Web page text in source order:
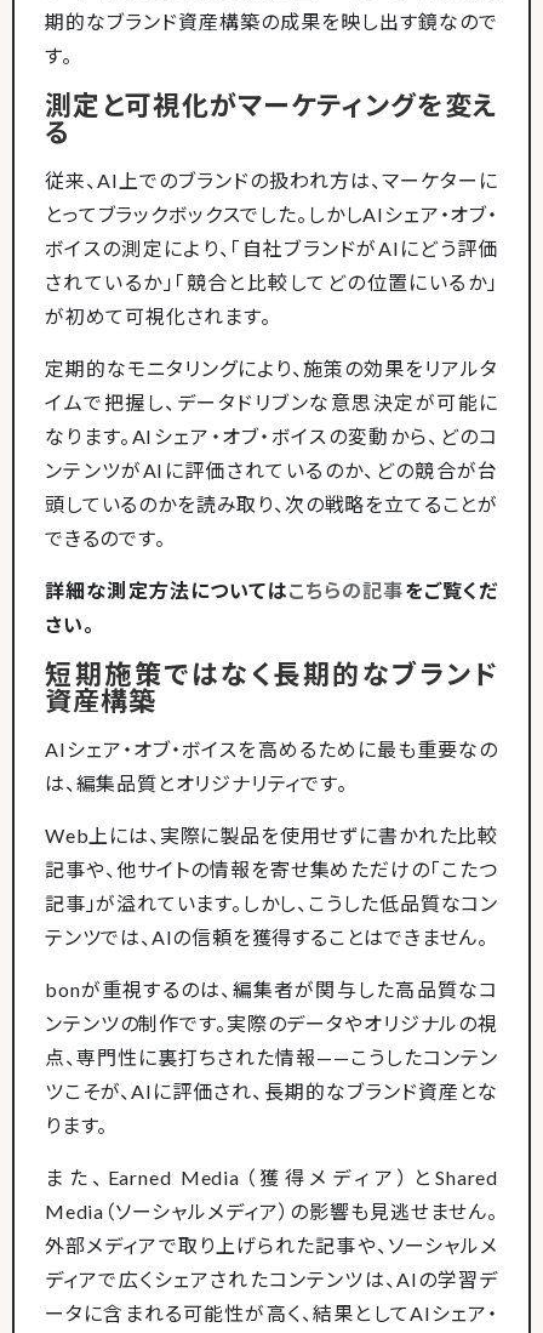
期的なブランド資産構築の成果を映し出す鏡なので
す。
測定と可視化がマーケティングを変え
る
従来、AI上でのブランドの扱われ方は、マーケターに
とってブラックボックスでした。しかしAIシェア・オブ・
ボイスの測定により、「自社ブランドがAIにどう評価
されているか」「競合と比較してどの位置にいるか」
が初めて可視化されます。
定期的なモニタリングにより、施策の効果をリアルタ
イムで把握し、データドリブンな意思決定が可能に
なります。AIシェア・オブ・ボイスの変動から、どのコ
ンテンツがAIに評価されているのか、どの競合が台
頭しているのかを読み取り、次の戦略を立てることが
できるのです。
詳細な測定方法についてはこちらの記事をご覧くだ
さい。
短期施策ではなく長期的なブランド
資産構築
AIシェア・オブ・ボイスを高めるために最も重要なの
は、編集品質とオリジナリティです。
Web上には、実際に製品を使用せずに書かれた比較
記事や、他サイトの情報を寄せ集めただけの「こたつ
記事」が溢れています。しかし、こうした低品質なコン
テンツでは、AIの信頼を獲得することはできません。
bonが重視するのは、編集者が関与した高品質なコ
ンテンツの制作です。実際のデータやオリジナルの視
点、専門性に裏打ちされた情報——こうしたコンテン
ツこそが、AIに評価され、長期的なブランド資産とな
ります。
また、Earned Media（獲得メディア）とShared
Media（ソーシャルメディア）の影響も見逃せません。
外部メディアで取り上げられた記事や、ソーシャルメ
ディアで広くシェアされたコンテンツは、AIの学習デ
ータに含まれる可能性が高く、結果としてAIシェア・